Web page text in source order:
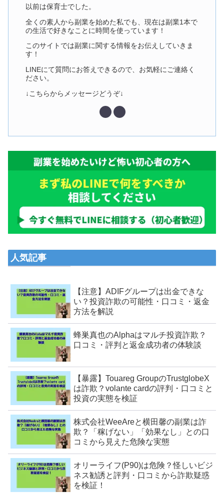
以前は保育士でした。
全くの素人から副業を始めた私でも、現在は副業1本で
の生活で好きなことに時間を使っています！
このサイトでは副業に関する情報をお伝えしていきま
す！
LINEにて質問にお答えできるので、お気軽にご連絡く
ださい。
↓こちらからメッセージどうぞ↓
人気記事
【注意】ADIFグループは出金できな
い？投資詐欺の可能性・口コミ・返金
方法を解説
蜂巣真也のAlphaはマルチ投資詐欺？
口コミ・評判と返金成功者の体験談
【暴露】Touareg GroupのTrustglobeX
は詐欺？volante cardの評判・口コミと
投資の実態を検証
株式会社WeeAreと横田馨の副業は詐
欺？「稼げない」「効果なし」との口
コミから見えた危険な実態
オリーライフ(P90)は危険？怪しいビジ
ネス勧誘と評判・口コミから詐欺疑惑
を検証！